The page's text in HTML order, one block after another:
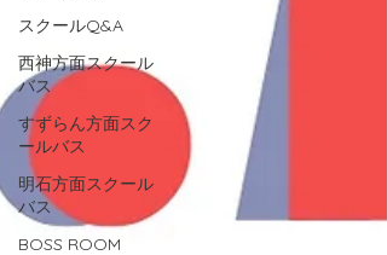
スクールQ&A
西神方面スクール
バス
すずらん方面スク
ールバス
明石方面スクール
バス
BOSS ROOM